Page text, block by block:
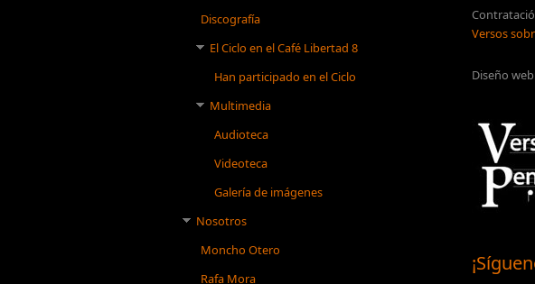
Discografía
El Ciclo en el Café Libertad 8
Han participado en el Ciclo
Multimedia
Audioteca
Videoteca
Galería de imágenes
Nosotros
Moncho Otero
Rafa Mora
Versos
Diseño